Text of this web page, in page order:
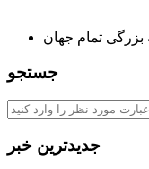
تمام جهان
جستجو
جدیدترین خبر